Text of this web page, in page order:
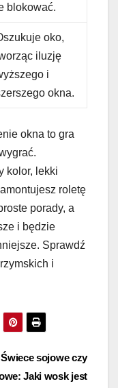
blokować.
oko,
iluzję
i
okna.
okna to gra
kolor, lekki
roletę
porady, a
i będzie
Sprawdź
i
Świece sojowe czy
Jaki wosk jest